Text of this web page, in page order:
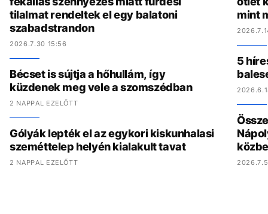
tilalmat rendeltek el egy balatoni
szabadstrandon
2026.7.30 15:56
Bécset is sújtja a hőhullám, így
küzdenek meg vele a szomszédban
2 NAPPAL EZELŐTT
Gólyák lepték el az egykori kiskunhalasi
szeméttelep helyén kialakult tavat
2 NAPPAL EZELŐTT
mint
5